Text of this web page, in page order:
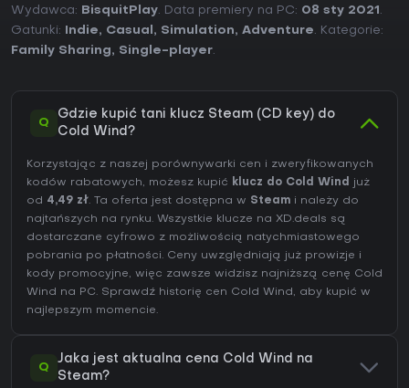
Wydawca:
BisquitPlay. Data premiery na PC: 08 sty 2021 .
Gatunki:
Indie, Casual , Simulation, Adventure. Kategorie:
Family Sharing, Single-player.
Q
Gdzie kupić tani klucz Steam (CD key) do
Cold Wind?
Korzystając z naszej porównywarki cen i zweryfikowanych
kodów rabatowych, możesz kupić klucz do Cold Wind
już
od 4,49 zł. Ta oferta jest dostępna w Steam i należy do
najtańszych na rynku. Wszystkie klucze na XD.deals są
dostarczane cyfrowo z możliwością natychmiastowego
pobrania po płatności. Ceny uwzględniają już prowizje i
kody promocyjne, więc zawsze widzisz najniższą cenę Cold
Wind na PC. Sprawdź historię cen Cold Wind , aby kupić w
najlepszym momencie.
Q
Jaka jest aktualna cena Cold Wind na
Steam?